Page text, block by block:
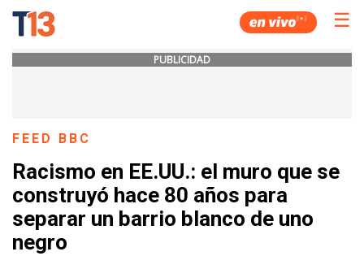
☰
PUBLICIDAD
FEED BBC
Racismo en EE.UU.: el muro que se
construyó hace 80 años para
separar un barrio blanco de uno
negro